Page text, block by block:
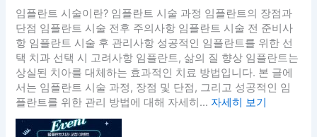
임플란트 시술이란? 임플란트 시술 과정 임플란트의 장점과
단점 임플란트 시술 전후 주의사항 임플란트 시술 전 준비사
항 임플란트 시술 후 관리사항 성공적인 임플란트를 위한 선
택 치과 선택 시 고려사항 임플란트, 삶의 질 향상 임플란트는
상실된 치아를 대체하는 효과적인 치료 방법입니다. 본 글에
서는 임플란트 시술 과정, 장점 및 단점, 그리고 성공적인 임
플란트를 위한 관리 방법에 대해 자세히... 자세히 보기